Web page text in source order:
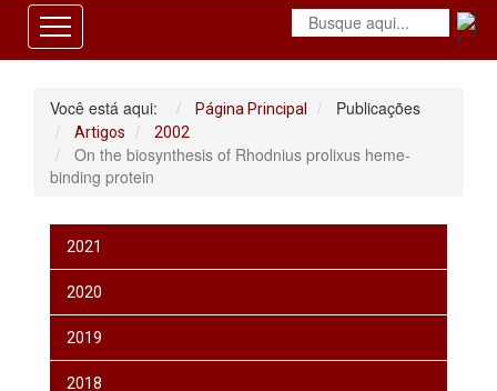
Você está aqui: Página Principal Publicações
Artigos 2002
On the biosynthesis of Rhodnius prolixus heme-
binding protein
2021
2020
2019
2018